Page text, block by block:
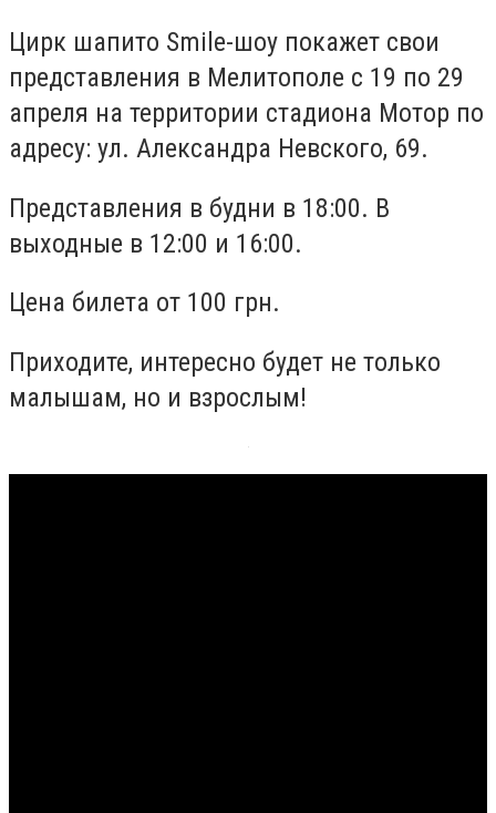
Цирк шапито Smile-шоу покажет свои
представления в Мелитополе с 19 по 29
апреля на территории стадиона Мотор по
адресу: ул. Александра Невского, 69.
Представления в будни в 18:00. В
выходные в 12:00 и 16:00.
Цена билета от 100 грн.
Приходите, интересно будет не только
малышам, но и взрослым!